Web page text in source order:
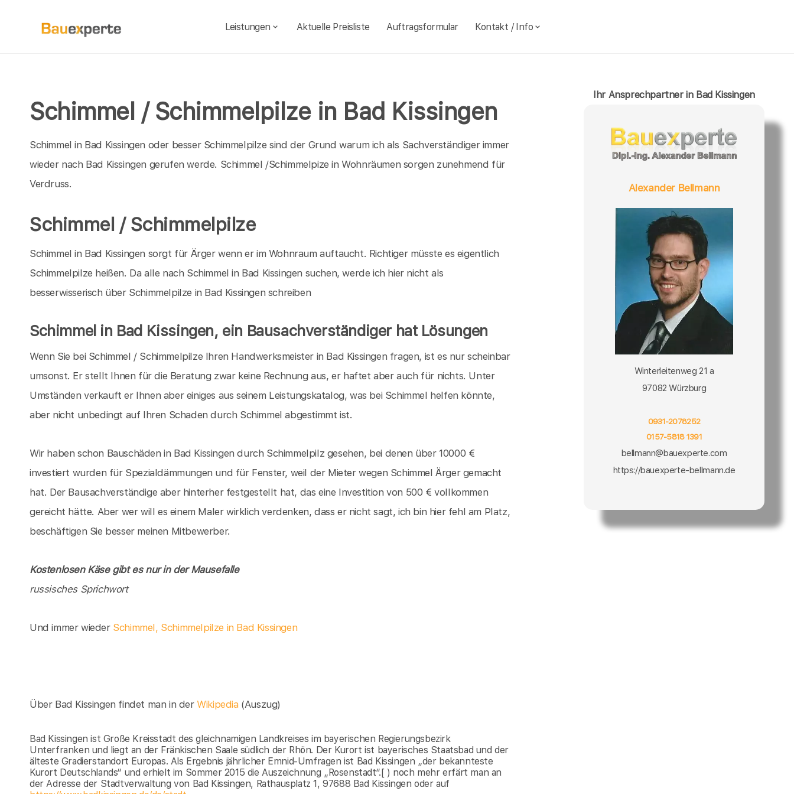
Leistungen Aktuelle Preisliste Auftragsformular Kontakt / Info
Schimmel / Schimmelpilze in Bad Kissingen
Schimmel in Bad Kissingen oder besser Schimmelpilze sind der Grund warum ich als Sachverständiger immer
wieder nach Bad Kissingen gerufen werde. Schimmel /Schimmelpize in Wohnräumen sorgen zunehmend für
Verdruss.
Schimmel / Schimmelpilze
Schimmel in Bad Kissingen sorgt für Ärger wenn er im Wohnraum auftaucht. Richtiger müsste es eigentlich
Schimmelpilze heißen. Da alle nach Schimmel in Bad Kissingen suchen, werde ich hier nicht als
besserwisserisch über Schimmelpilze in Bad Kissingen schreiben
Schimmel in Bad Kissingen, ein Bausachverständiger hat Lösungen
Wenn Sie bei Schimmel / Schimmelpilze Ihren Handwerksmeister in Bad Kissingen fragen, ist es nur scheinbar
umsonst. Er stellt Ihnen für die Beratung zwar keine Rechnung aus, er haftet aber auch für nichts. Unter
Umständen verkauft er Ihnen aber einiges aus seinem Leistungskatalog, was bei Schimmel helfen könnte,
aber nicht unbedingt auf Ihren Schaden durch Schimmel abgestimmt ist.
Wir haben schon Bauschäden in Bad Kissingen durch Schimmelpilz gesehen, bei denen über 10000 €
investiert wurden für Spezialdämmungen und für Fenster, weil der Mieter wegen Schimmel Ärger gemacht
hat. Der Bausachverständige aber hinterher festgestellt hat, das eine Investition von 500 € vollkommen
gereicht hätte. Aber wer will es einem Maler wirklich verdenken, dass er nicht sagt, ich bin hier fehl am Platz,
beschäftigen Sie besser meinen Mitbewerber.
Kostenlosen Käse gibt es nur in der Mausefalle
russisches Sprichwort
Und immer wieder Schimmel, Schimmelpilze in Bad Kissingen
Über Bad Kissingen findet man in derWikipedia (Auszug)
Bad Kissingen ist Große Kreisstadt des gleichnamigen Landkreises im bayerischen Regierungsbezirk
Unterfranken und liegt an der Fränkischen Saale südlich der Rhön. Der Kurort ist bayerisches Staatsbad und der
älteste Gradierstandort Europas. Als Ergebnis jährlicher Emnid-Umfragen ist Bad Kissingen „der bekannteste
Kurort Deutschlands“ und erhielt im Sommer 2015 die Auszeichnung „Rosenstadt“.[ ) noch mehr erfärt man an
der Adresse der Stadtverwaltung von Bad Kissingen, Rathausplatz 1, 97688 Bad Kissingen oder auf
Ihr Ansprechpartner in Bad Kissingen
Alexander Bellmann
Winterleitenweg 21 a
97082 Würzburg
0931-2078252
0157-5818 1391
bellmann@bauexperte.com
https://bauexperte-bellmann.de